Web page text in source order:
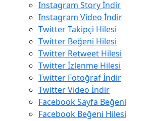
Instagram Story İndir
Instagram Video İndir
Twitter Takipçi Hilesi
Twitter Beğeni Hilesi
Twitter Retweet Hilesi
Twitter İzlenme Hilesi
Twitter Fotoğraf İndir
Twitter Video İndir
Facebook Sayfa Beğeni
Facebook Beğeni Hilesi